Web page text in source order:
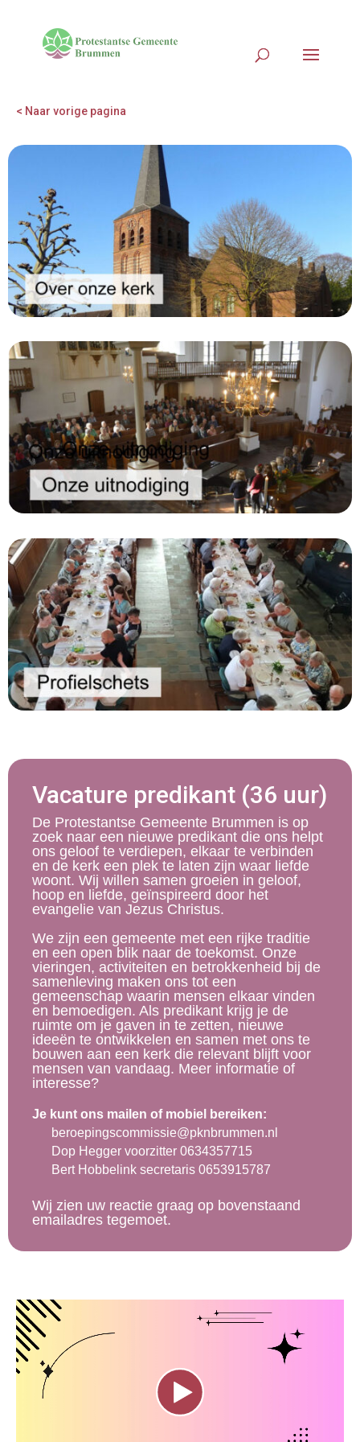
< Naar vorige pagina
Vacature predikant (36 uur)
De Protestantse Gemeente Brummen is op
zoek naar een nieuwe predikant die ons helpt
ons geloof te verdiepen, elkaar te verbinden
en de kerk een plek te laten zijn waar liefde
woont. Wij willen samen groeien in geloof,
hoop en liefde, geïnspireerd door het
evangelie van Jezus Christus.
We zijn een gemeente met een rijke traditie
en een open blik naar de toekomst. Onze
vieringen, activiteiten en betrokkenheid bij de
samenleving maken ons tot een
gemeenschap waarin mensen elkaar vinden
en bemoedigen. Als predikant krijg je de
ruimte om je gaven in te zetten, nieuwe
ideeën te ontwikkelen en samen met ons te
bouwen aan een kerk die relevant blijft voor
mensen van vandaag. Meer informatie of
interesse?
Je kunt ons mailen of mobiel bereiken:
beroepingscommissie@pknbrummen.nl
Dop Hegger voorzitter 0634357715
Bert Hobbelink secretaris 0653915787
Wij zien uw reactie graag op bovenstaand
emailadres tegemoet.